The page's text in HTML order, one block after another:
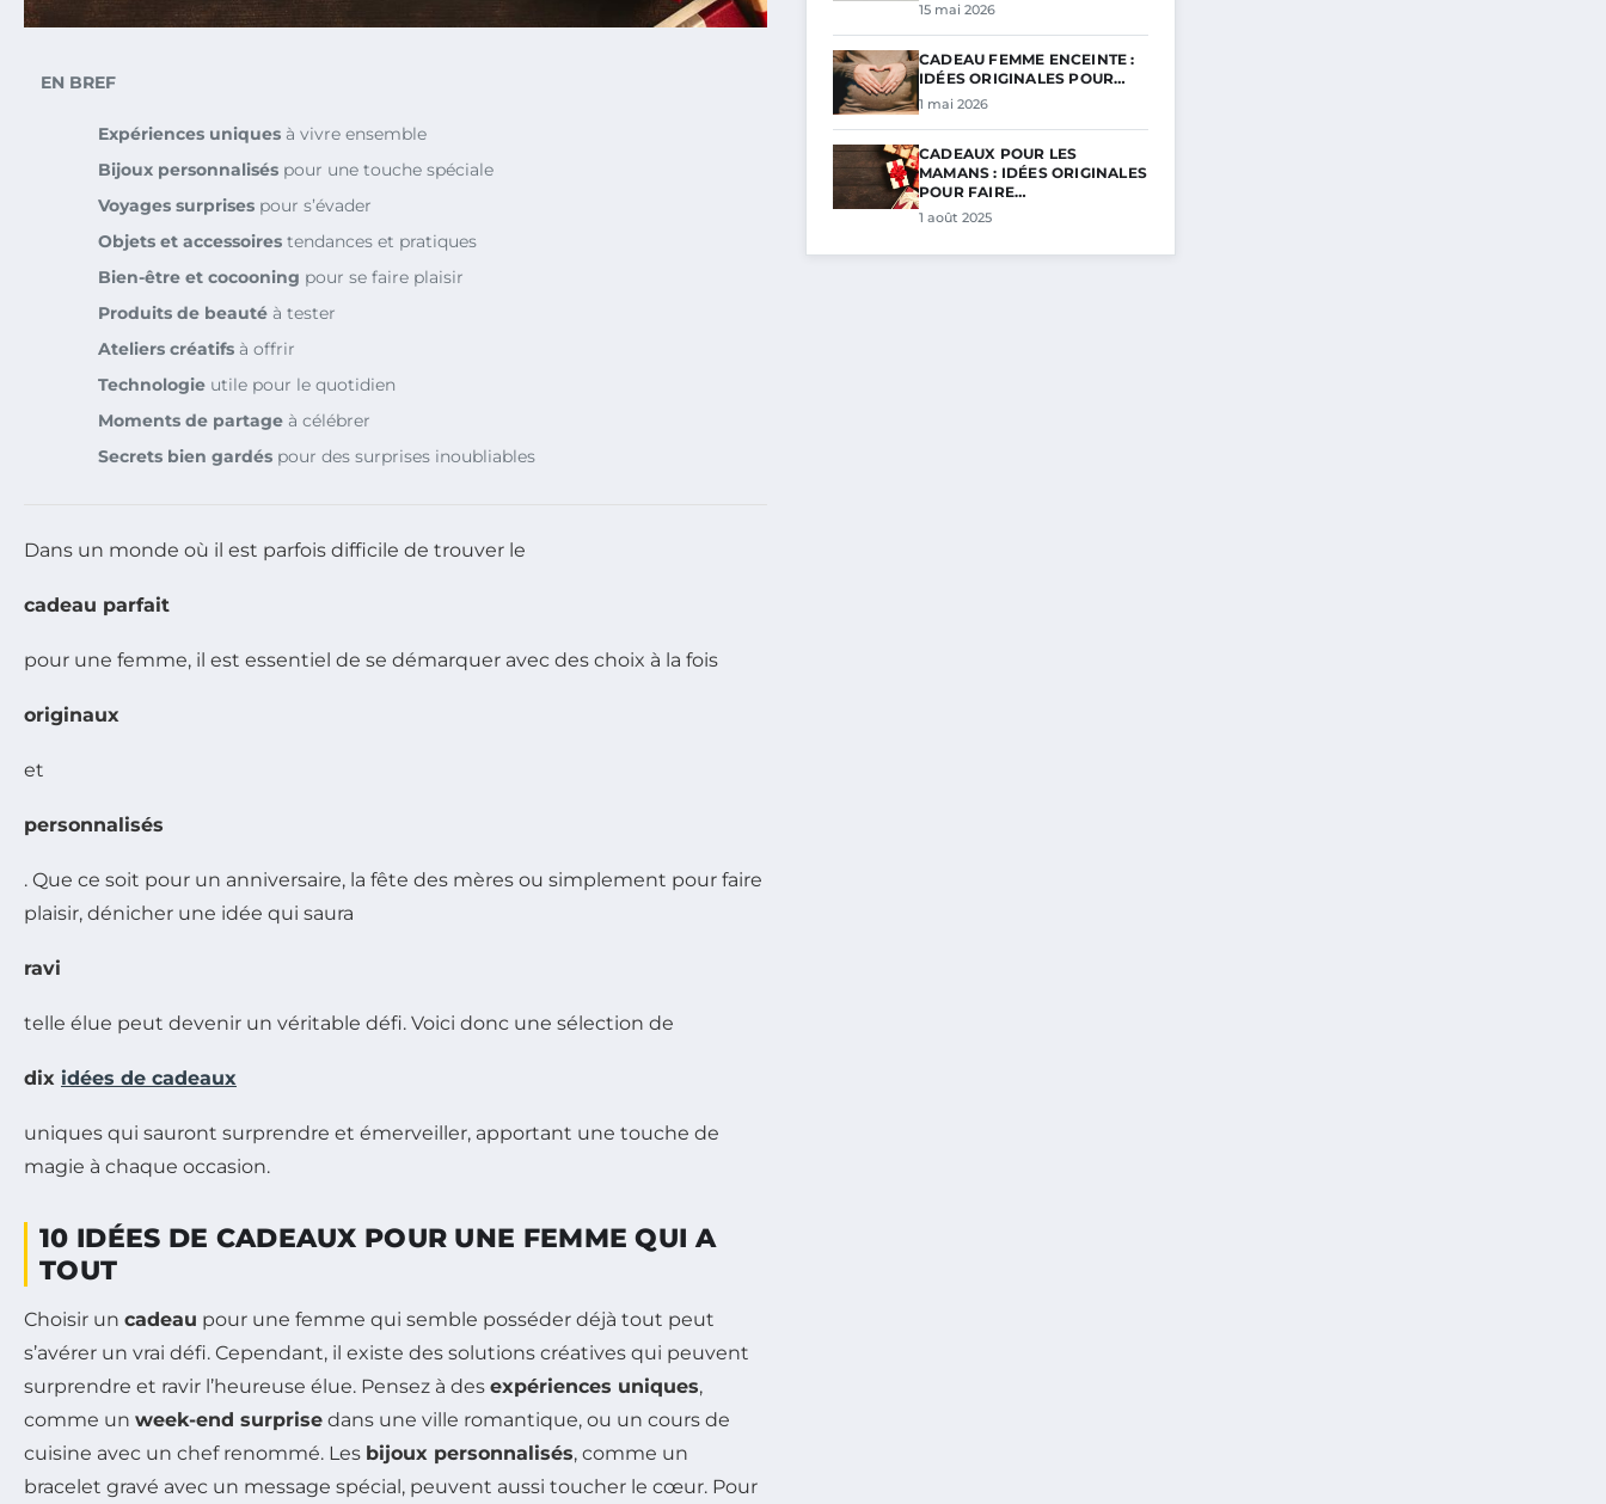
EN BREF
Expériences uniques à vivre ensemble
Bijoux personnalisés pour une touche spéciale
Voyages surprises pour s’évader
Objets et accessoires tendances et pratiques
Bien-être et cocooning pour se faire plaisir
Produits de beauté à tester
Ateliers créatifs à offrir
Technologie utile pour le quotidien
Moments de partage à célébrer
Secrets bien gardés pour des surprises inoubliables
Dans un monde où il est parfois difficile de trouver le
cadeau parfait
pour une femme, il est essentiel de se démarquer avec des choix à la fois
originaux
et
personnalisés
. Que ce soit pour un anniversaire, la fête des mères ou simplement pour faire
plaisir, dénicher une idée qui saura
ravi
telle élue peut devenir un véritable défi. Voici donc une sélection de
dix idées de cadeaux
uniques qui sauront surprendre et émerveiller, apportant une touche de
magie à chaque occasion.
10 IDÉES DE CADEAUX POUR UNE FEMME QUI A
TOUT
Choisir un cadeau pour une femme qui semble posséder déjà tout peut
s’avérer un vrai défi. Cependant, il existe des solutions créatives qui peuvent
surprendre et ravir l’heureuse élue. Pensez à des expériences uniques,
comme un week-end surprise dans une ville romantique, ou un cours de
cuisine avec un chef renommé. Les bijoux personnalisés, comme un
bracelet gravé avec un message spécial, peuvent aussi toucher le cœur. Pour
15 mai 2026
CADEAU FEMME ENCEINTE :
IDÉES ORIGINALES POUR…
1 mai 2026
CADEAUX POUR LES
MAMANS : IDÉES ORIGINALES
POUR FAIRE…
1 août 2025